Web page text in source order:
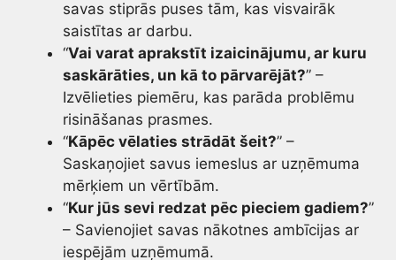
savas stiprās puses tām, kas visvairāk
saistītas ar darbu.
“Vai varat aprakstīt izaicinājumu, ar kuru
saskārāties, un kā to pārvarējāt?” –
Izvēlieties piemēru, kas parāda problēmu
risināšanas prasmes.
“Kāpēc vēlaties strādāt šeit?” –
Saskaņojiet savus iemeslus ar uzņēmuma
mērķiem un vērtībām.
“Kur jūs sevi redzat pēc pieciem gadiem?”
– Savienojiet savas nākotnes ambīcijas ar
iespējām uzņēmumā.